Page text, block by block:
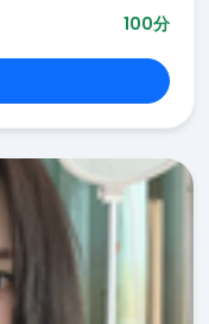
100分